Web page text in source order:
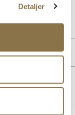
Detaljer